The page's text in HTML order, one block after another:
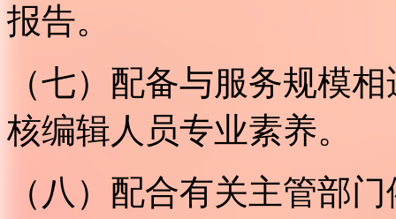
报告。
（七）配备与服务规模
核编辑人员专业素养。
（八）配合有关主管部